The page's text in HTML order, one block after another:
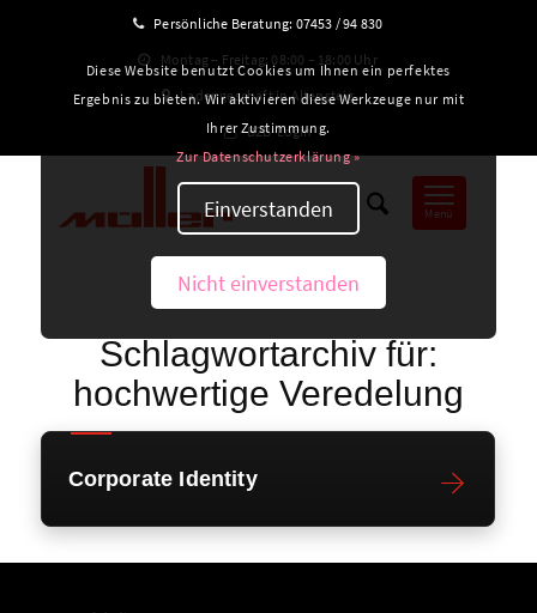
Persönliche Beratung: 07453 / 94 830
Montag – Freitag: 08:00 – 18:00 Uhr
Ladengeschäft in Altensteig
B2B-Login
Menü
Schlagwortarchiv für:
hochwertige Veredelung
Corporate Identity
Diese Website benutzt Cookies um Ihnen ein perfektes
Ergebnis zu bieten. Wir aktivieren diese Werkzeuge nur mit
Ihrer Zustimmung.
Zur Datenschutzerklärung »
Einverstanden
Nicht einverstanden